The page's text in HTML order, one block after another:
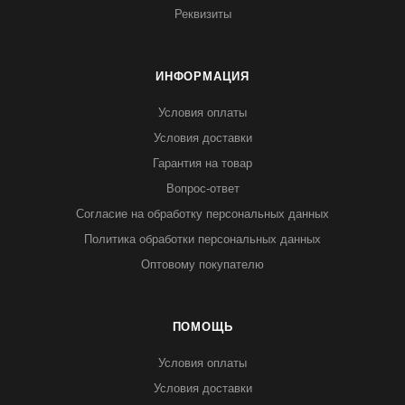
Реквизиты
ИНФОРМАЦИЯ
Условия оплаты
Условия доставки
Гарантия на товар
Вопрос-ответ
Согласие на обработку персональных данных
Политика обработки персональных данных
Оптовому покупателю
ПОМОЩЬ
Условия оплаты
Условия доставки